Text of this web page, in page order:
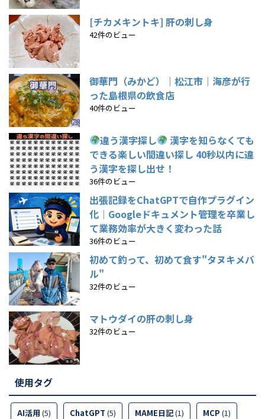
[チカメキントキ] 肝の刺し身
42件のビュー
御華門（みかど）｜松江市｜海彦が行
った島根県の飲食店
40件のビュー
違う漢字探し
漢字を知らなくても
できる楽しい間違い探し 40秒以内に違
う漢字を探し出せ！
36件のビュー
出張記録をChatGPTで自作プラグイン
化｜Googleドキュメント管理を卒業し
て業務効率が大きく変わった話
36件のビュー
初めて釣って、初めて食す"タヌキメバ
ル"
32件のビュー
マトウダイの肝の刺し身
32件のビュー
使用タグ
AI活用 (5) ChatGPT (5) MAME日記(1) MCP (1)